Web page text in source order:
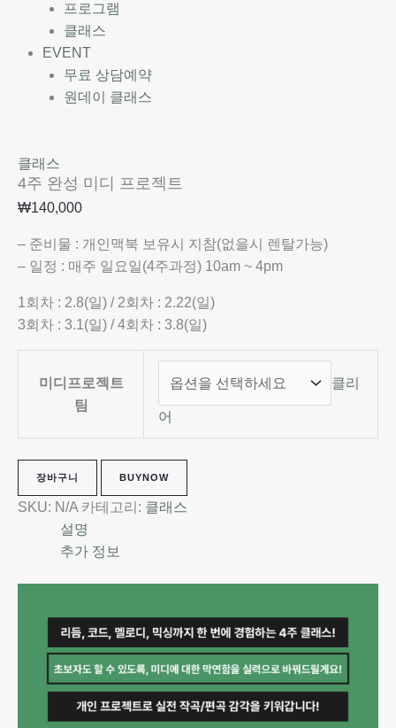
프로그램
클래스
EVENT
무료 상담예약
원데이 클래스
클래스
4주 완성 미디 프로젝트
₩140,000
– 준비물 : 개인맥북 보유시 지참(없을시 렌탈가능)
– 일정 : 매주 일요일(4주과정) 10am ~ 4pm
1회차 : 2.8(일) / 2회차 : 2.22(일)
3회차 : 3.1(일) / 4회차 : 3.8(일)
미디프로젝트
팀
클리
어
장바구니 BUYNOW
SKU: N/A 카테고리: 클래스
설명
추가 정보